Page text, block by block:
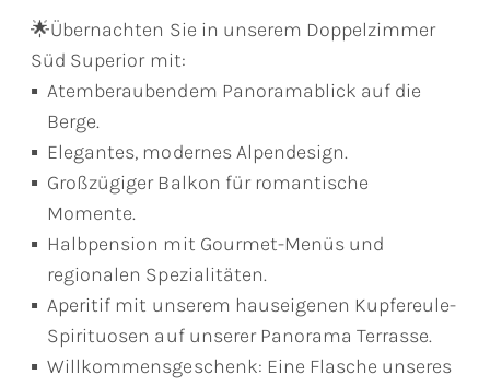
🌟Übernachten Sie in unserem Doppelzimmer
Süd Superior mit:
Atemberaubendem Panoramablick auf die
Berge.
Elegantes, modernes Alpendesign.
Großzügiger Balkon für romantische
Momente.
Halbpension mit Gourmet-Menüs und
regionalen Spezialitäten.
Aperitif mit unserem hauseigenen Kupfereule-
Spirituosen auf unserer Panorama Terrasse.
Willkommensgeschenk: Eine Flasche unseres